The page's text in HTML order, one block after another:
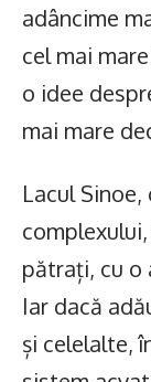
adâncime
cel mai
o idee
mai mare
Lacul
pătrați, cu o
Iar dacă
și celelalte,